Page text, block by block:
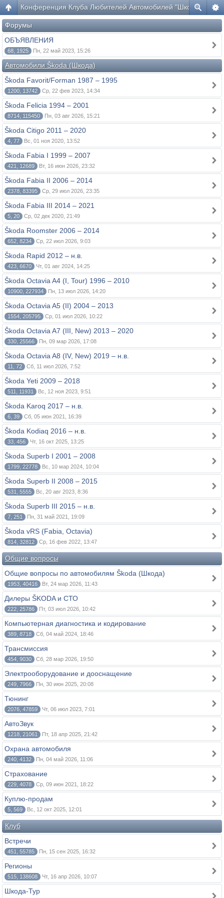
Конференция Клуба Любителей Автомобилей "Шкода"
Форумы
ОБЪЯВЛЕНИЯ
68, 1925 Пн, 22 май 2023, 15:26
Автомобили Škoda (Шкода)
Škoda Favorit/Forman 1987 – 1995
1200, 13742 Ср, 22 фев 2023, 14:34
Škoda Felicia 1994 – 2001
8714, 115450 Пн, 03 авг 2026, 15:21
Škoda Citigo 2011 – 2020
4, 77 Вс, 01 ноя 2020, 13:52
Škoda Fabia I 1999 – 2007
421, 12689 Вт, 16 июн 2026, 23:32
Škoda Fabia II 2006 – 2014
2378, 83395 Ср, 29 июл 2026, 23:35
Škoda Fabia III 2014 – 2021
5, 20 Ср, 02 дек 2020, 21:49
Škoda Roomster 2006 – 2014
652, 8234 Ср, 22 июл 2026, 9:03
Škoda Rapid 2012 – н.в.
423, 6670 Чт, 01 авг 2024, 14:25
Škoda Octavia A4 (I, Tour) 1996 – 2010
10900, 227934 Пн, 13 июл 2026, 14:20
Škoda Octavia A5 (II) 2004 – 2013
1554, 205795 Ср, 01 июл 2026, 10:22
Škoda Octavia A7 (III, New) 2013 – 2020
330, 25566 Пн, 09 мар 2026, 17:08
Škoda Octavia A8 (IV, New) 2019 – н.в.
11, 72 Сб, 11 июл 2026, 7:52
Škoda Yeti 2009 – 2018
511, 11931 Вс, 12 ноя 2023, 9:51
Škoda Karoq 2017 – н.в.
6, 39 Сб, 05 июн 2021, 16:39
Škoda Kodiaq 2016 – н.в.
33, 456 Чт, 16 окт 2025, 13:25
Škoda Superb I 2001 – 2008
1799, 22778 Вс, 10 мар 2024, 10:04
Škoda Superb II 2008 – 2015
531, 5555 Вс, 20 авг 2023, 8:36
Škoda Superb III 2015 – н.в.
7, 251 Пн, 31 май 2021, 19:09
Škoda vRS (Fabia, Octavia)
814, 32812 Ср, 16 фев 2022, 13:47
Общие вопросы
Общие вопросы по автомобилям Škoda (Шкода)
1953, 40416 Вт, 24 мар 2026, 11:43
Дилеры ŠKODA и СТО
222, 25786 Пт, 03 июл 2026, 10:42
Компьютерная диагностика и кодирование
389, 8718 Сб, 04 май 2024, 18:46
Трансмиссия
454, 9030 Сб, 28 мар 2026, 19:50
Электрооборудование и дооснащение
249, 7966 Пн, 30 июн 2025, 20:08
Тюнинг
2076, 47859 Чт, 06 июл 2023, 7:01
АвтоЗвук
1218, 21061 Пт, 18 апр 2025, 21:42
Охрана автомобиля
240, 4132 Пн, 04 май 2026, 11:06
Страхование
229, 4078 Ср, 09 июн 2021, 18:22
Куплю-продам
5, 569 Вс, 12 окт 2025, 12:01
Клуб
Встречи
451, 55785 Пн, 15 сен 2025, 16:32
Регионы
515, 138608 Чт, 16 апр 2026, 10:07
Шкода-Тур